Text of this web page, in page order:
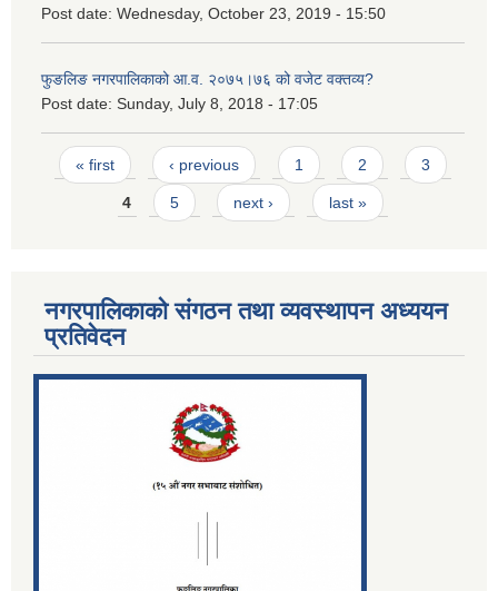
Post date: Wednesday, October 23, 2019 - 15:50
फुङलिङ नगरपालिकाको आ.व. २०७५।७६ को वजेट वक्तव्य?
Post date: Sunday, July 8, 2018 - 17:05
Pages
« first ‹ previous 1 2 3
4 5 next › last »
नगरपालिकाको संगठन तथा व्यवस्थापन अध्ययन
प्रतिवेदन